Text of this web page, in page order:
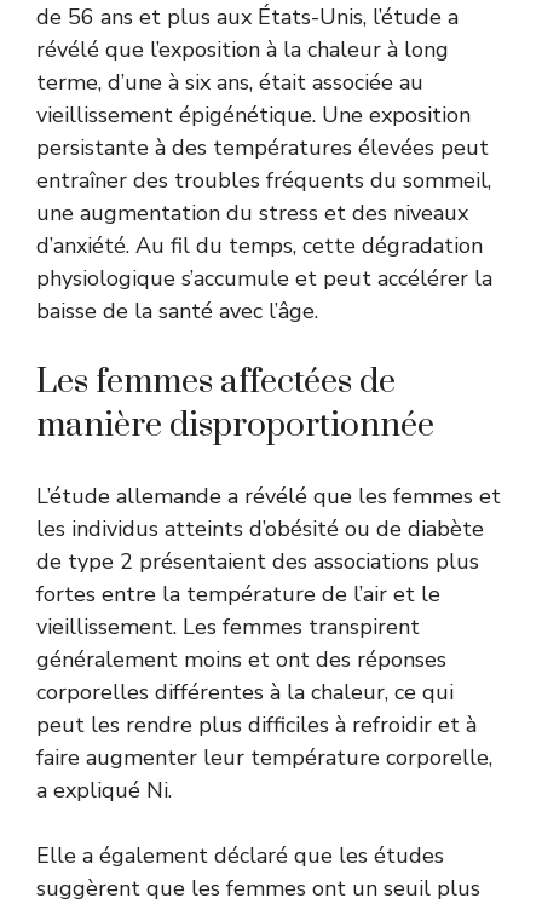
de 56 ans et plus aux États-Unis, l’étude a
révélé que l’exposition à la chaleur à long
terme, d’une à six ans, était associée au
vieillissement épigénétique. Une exposition
persistante à des températures élevées peut
entraîner des troubles fréquents du sommeil,
une augmentation du stress et des niveaux
d’anxiété. Au fil du temps, cette dégradation
physiologique s’accumule et peut accélérer la
baisse de la santé avec l’âge.
Les femmes affectées de
manière disproportionnée
L’étude allemande a révélé que les femmes et
les individus atteints d’obésité ou de diabète
de type 2 présentaient des associations plus
fortes entre la température de l’air et le
vieillissement. Les femmes transpirent
généralement moins et ont des réponses
corporelles différentes à la chaleur, ce qui
peut les rendre plus difficiles à refroidir et à
faire augmenter leur température corporelle,
a expliqué Ni.
Elle a également déclaré que les études
suggèrent que les femmes ont un seuil plus